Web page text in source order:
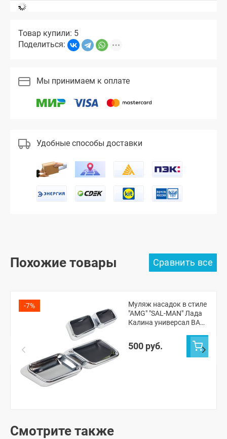
Товар купили: 5
Поделиться:
Мы принимаем к оплате
Удобные способы доставки
Похожие товары
-7%
Муляж насадок в стиле
"AMG" "SAL-MAN" Лада
Калина универсал ВАЗ
катафотов) УЦЕНКА
500 руб.
Смотрите также